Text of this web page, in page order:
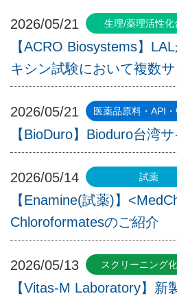
2026/05/21
【ACRO Biosystems】
キシン試験において複数
2026/05/21
【BioDuro】Bioduro台湾
2026/05/14
【Enamine(試薬)】
Chloroformatesのご紹介
2026/05/13
【Vitas-M Laboratory】新